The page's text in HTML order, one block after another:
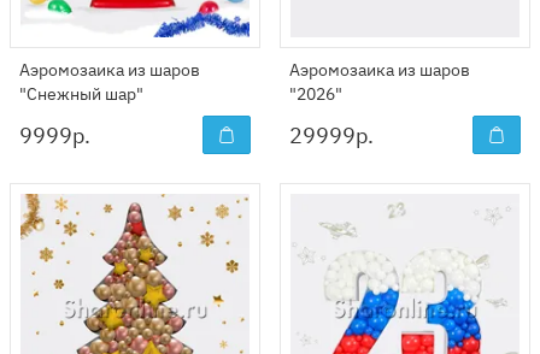
Аэромозаика из шаров
"Снежный шар"
9999р.
Аэромозаика из шаров
"2026"
29999р.